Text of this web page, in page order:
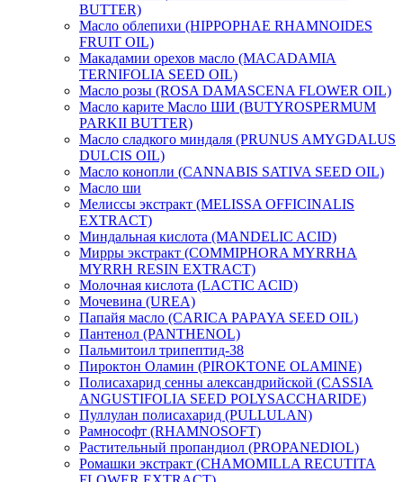
BUTTER)
Масло облепихи (HIPPOPHAE RHAMNOIDES
FRUIT OIL)
Макадамии орехов масло (MACADAMIA
TERNIFOLIA SEED OIL)
Масло розы (ROSA DAMASCENA FLOWER OIL)
Масло карите Масло ШИ (BUTYROSPERMUM
PARKII BUTTER)
Масло сладкого миндаля (PRUNUS AMYGDALUS
DULCIS OIL)
Масло конопли (CANNABIS SATIVA SEED OIL)
Масло ши
Мелиссы экстракт (MELISSA OFFICINALIS
EXTRACT)
Миндальная кислота (MANDELIC ACID)
Мирры экстракт (COMMIPHORA MYRRHA
MYRRH RESIN EXTRACT)
Молочная кислота (LACTIC ACID)
Мочевина (UREA)
Папайя масло (CARICA PAPAYA SEED OIL)
Пантенол (PANTHENOL)
Пальмитоил трипептид-38
Пироктон Оламин (PIROKTONE OLAMINE)
Полисахарид сенны александрийской (CASSIA
ANGUSTIFOLIA SEED POLYSACCHARIDE)
Пуллулан полисахарид (PULLULAN)
Рамнософт (RHAMNOSOFT)
Растительный пропандиол (PROPANEDIOL)
Ромашки экстракт (CHAMOMILLA RECUTITA